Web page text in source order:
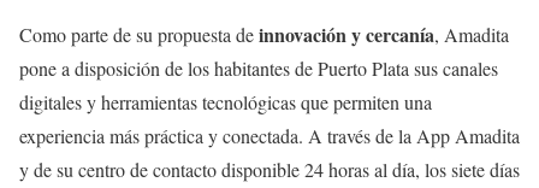
Como parte de su propuesta deinnovación y cercanía, Amadita
pone a disposición de los habitantes de Puerto Plata sus canales
digitales y herramientas tecnológicas que permiten una
experiencia más práctica y conectada. A través de la App Amadita
y de su centro de contacto disponible 24 horas al día, los siete días